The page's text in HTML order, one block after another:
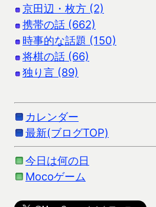
京田辺・枚方 (2)
携帯の話 (662)
時事的な話題 (150)
将棋の話 (66)
独り言 (89)
カレンダー
最新(ブログTOP)
今日は何の日
Mocoゲーム